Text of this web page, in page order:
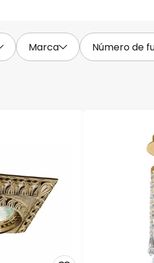
Marca Número de